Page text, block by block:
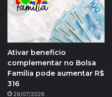
Ativar benefício
complementar no Bolsa
Família pode aumentar R$
316
26/07/2026